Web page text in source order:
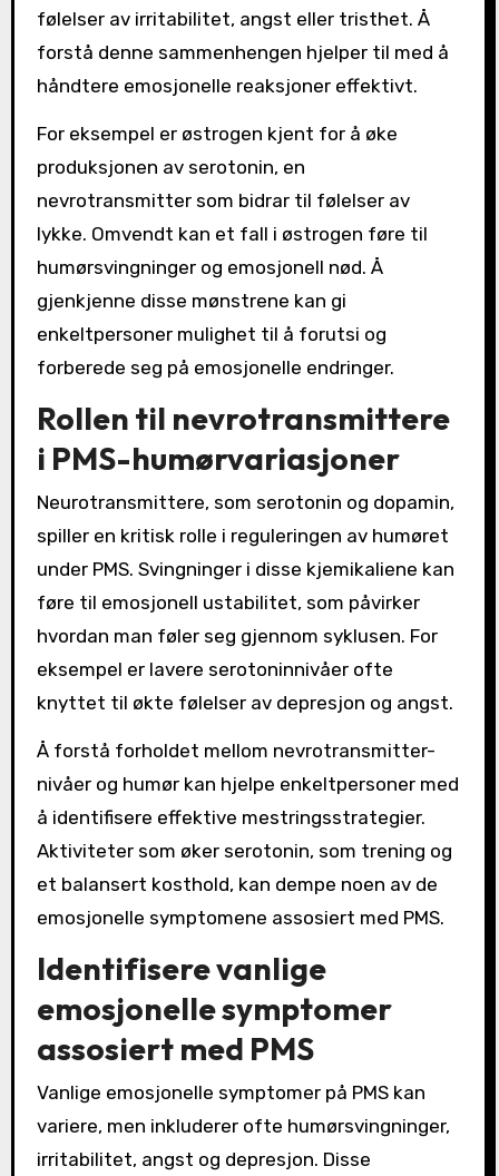
følelser av irritabilitet, angst eller tristhet. Å
forstå denne sammenhengen hjelper til med å
håndtere emosjonelle reaksjoner effektivt.
For eksempel er østrogen kjent for å øke
produksjonen av serotonin, en
nevrotransmitter som bidrar til følelser av
lykke. Omvendt kan et fall i østrogen føre til
humørsvingninger og emosjonell nød. Å
gjenkjenne disse mønstrene kan gi
enkeltpersoner mulighet til å forutsi og
forberede seg på emosjonelle endringer.
Rollen til nevrotransmittere
i PMS-humørvariasjoner
Neurotransmittere, som serotonin og dopamin,
spiller en kritisk rolle i reguleringen av humøret
under PMS. Svingninger i disse kjemikaliene kan
føre til emosjonell ustabilitet, som påvirker
hvordan man føler seg gjennom syklusen. For
eksempel er lavere serotoninnivåer ofte
knyttet til økte følelser av depresjon og angst.
Å forstå forholdet mellom nevrotransmitter-
nivåer og humør kan hjelpe enkeltpersoner med
å identifisere effektive mestringsstrategier.
Aktiviteter som øker serotonin, som trening og
et balansert kosthold, kan dempe noen av de
emosjonelle symptomene assosiert med PMS.
Identifisere vanlige
emosjonelle symptomer
assosiert med PMS
Vanlige emosjonelle symptomer på PMS kan
variere, men inkluderer ofte humørsvingninger,
irritabilitet, angst og depresjon. Disse